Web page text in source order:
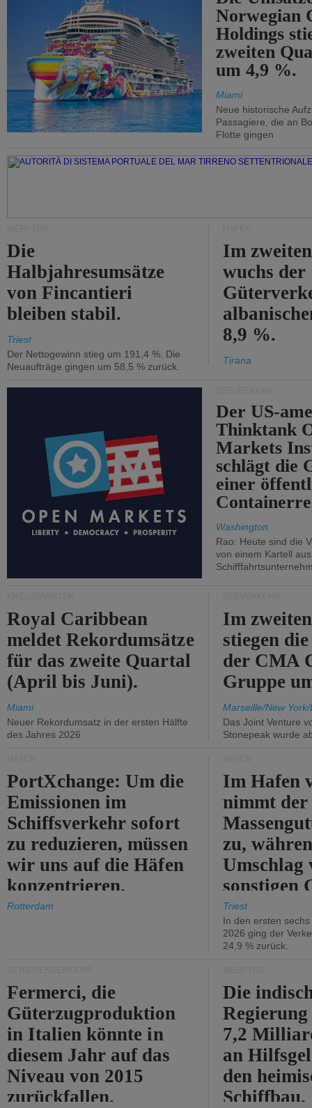
Norwegian
Holdings
zweiten
um 4,9 %.
Miami
Neue historische
Passagiere, die an
Flotte gingen
Die
Halbjahresumsätze
von Fincantieri
bleiben stabil.
Triest
Der Nettogewinn stieg um 191,4 %. Die
Neuaufträge gingen um 58,5 % zurück.
Im
wuchs der
8,9 %.
Tirana
Der US-
Thinktank
Markets
schlägt die
einer
Washington
Rao: Heute sind die
von einem Kartell
Royal Caribbean
meldet Rekordumsätze
für das zweite Quartal
(April bis Juni).
Miami
Neuer Rekordumsatz in der ersten Hälfte
des Jahres 2026
Im
stiegen
der CMA
Gruppe
Marseille/New
Das Joint Venture
Stonepeak wurde
PortXchange: Um die
Emissionen im
Schiffsverkehr sofort
zu reduzieren, müssen
wir uns auf die Häfen
konzentrieren.
Rotterdam
Im Hafen
nimmt der
zu,
Umschlag
sonstigen
abnimmt.
Triest
In den ersten
2026 ging der
24,9 % zurück.
Fermerci, die
Güterzugproduktion
in Italien könnte in
diesem Jahr auf das
Niveau von 2015
zurückfallen.
Die
7,2
an
den
Schiffbau.